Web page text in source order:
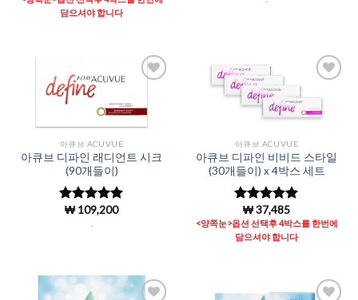
가됨
담으셔야 합니다
Wishlist
아큐브 ACUVUE
아큐브 디파인 래디언트 시크
(90개들이)
5 중에서
로 평
₩109,200
Wishlist
아큐브 ACUVUE
아큐브 디파인 비비드 스타일
(30개들이) x 4박스 세트
5 중에서
4.99로 평
가됨
₩37,485
<양쪽눈>옵션 선택후 4박스를 한번에
담으셔야 합니다